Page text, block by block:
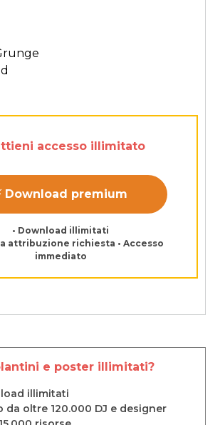
accesso illimitato
Download premium
• Download illimitati
attribuzione richiesta • Accesso
immediato
e poster illimitati?
illimitati
da oltre 120.000 DJ e designer